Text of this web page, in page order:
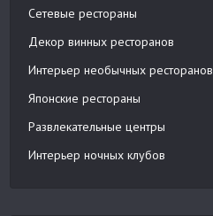
Сетевые рестораны
Декор винных ресторанов
Интерьер необычных ресторанов
Японские рестораны
Развлекательные центры
Интерьер ночных клубов